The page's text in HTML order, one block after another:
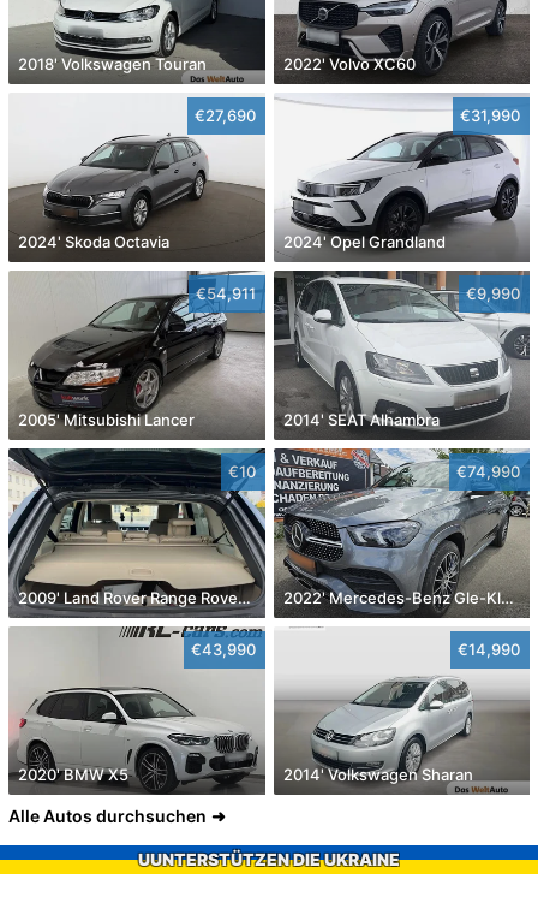
2018' Volkswagen Touran 2022' Volvo XC60
€27,690
2024' Skoda Octavia
€31,990
2024' Opel Grandland
€54,911
2005' Mitsubishi Lancer
€9,990
2014' SEAT Alhambra
€10
2009' Land Rover Range Rover Sport
€74,990
2022' Mercedes-Benz Gle-Klasse
€43,990
2020' BMW X5
€14,990
2014' Volkswagen Sharan
Alle Autos durchsuchen
UUNTERSTÜTZEN DIE UKRAINE